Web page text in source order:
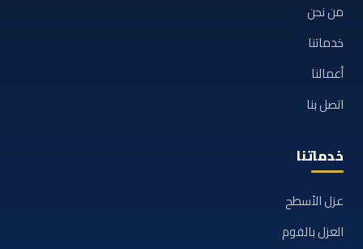
من نحن
خدماتنا
أعمالنا
اتصل بنا
خدماتنا
عزل الأسطح
العزل بالفوم